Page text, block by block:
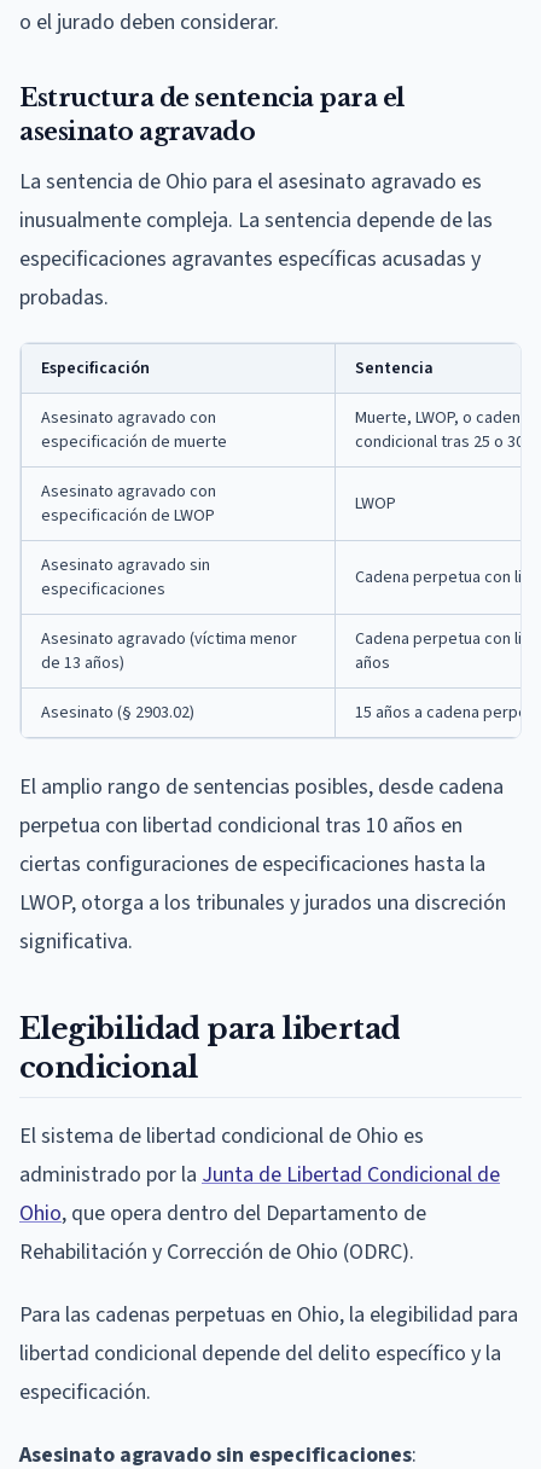
o el jurado deben considerar.
Estructura de sentencia para el
asesinato agravado
La sentencia de Ohio para el asesinato agravado es
inusualmente compleja. La sentencia depende de las
especificaciones agravantes específicas acusadas y
probadas.
Especificación Sentencia
Asesinato agravado con
especificación de muerte
Muerte, LWOP, o
condicional tras 25 o 30
Asesinato agravado con
especificación de LWOP
LWOP
Asesinato agravado sin
especificaciones
Cadena perpetua con
Asesinato agravado (víctima menor
de 13 años)
Cadena perpetua con
años
Asesinato (§ 2903.02) 15 años a cadena
El amplio rango de sentencias posibles, desde cadena
perpetua con libertad condicional tras 10 años en
ciertas configuraciones de especificaciones hasta la
LWOP, otorga a los tribunales y jurados una discreción
significativa.
Elegibilidad para libertad
condicional
El sistema de libertad condicional de Ohio es
administrado por la Junta de Libertad Condicional de
Ohio, que opera dentro del Departamento de
Rehabilitación y Corrección de Ohio (ODRC).
Para las cadenas perpetuas en Ohio, la elegibilidad para
libertad condicional depende del delito específico y la
especificación.
Asesinato agravado sin especificaciones: